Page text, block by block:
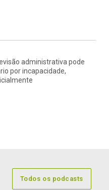
administrativa pode
por incapacidade,
Todos os podcasts